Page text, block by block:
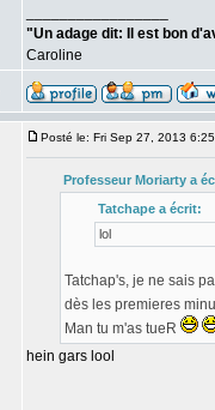
"Un adage dit: Il est bon
Caroline
Posté le: Fri Sep 27, 2013
Professeur Moriarty a
Tatchape aécrit:
lol
Tatchap's, je ne sais
dès les premieres
Man tu m'as tueR
hein gars lool